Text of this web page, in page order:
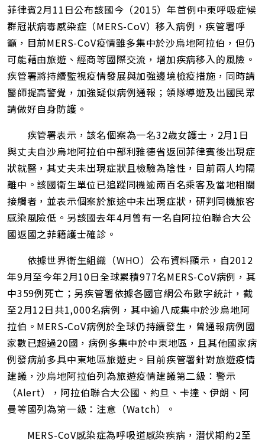
短
網
址
頁
菲律賓2月11日公布該國今（2015）年首例中東呼吸症候
群冠狀病毒感染症（MERS-CoV）移入病例，疾管署呼
籲，目前MERS-CoV疫情雖多集中於沙烏地阿拉伯，但仍
可能藉由旅遊、經商等國際交流，增加疾病移入的風險。
疾管署將持續監視疫情發展與加強邊境檢疫措施，同時請
醫師提高警覺，加強疑似病例通報；領隊導遊及出國民眾
請做好自身防護。
疾管署表示，該名個案為一名32歲女護士，2月1日
與丈夫自沙烏地阿拉伯中部利雅德省返回菲律賓後出現症
狀就醫，其丈夫未出現症狀且檢驗為陰性，目前兩人均隔
離中。該國衛生單位已追蹤同機逾兩百名乘客及當地相關
接觸者，並表示個案於旅途中未出現症狀，研判同機旅客
感染風險低。另該國去年4月曾有一名自阿拉伯聯合大公
國返國之菲籍護士確診。
依據世界衛生組織（WHO）公布資料顯示，自2012
年9月至今年2月10日全球累積977名MERS-CoV病例，其
中359例死亡；另疾管署依據各國官網公布數字統計，截
至2月12日共1,000名病例，其中逾八成集中於沙烏地阿
拉伯。MERS-CoV病例於全球仍持續發生，曾通報病例國
家數已超過20國，病例多集中於中東地區，且其他國家病
例發病前多具中東地區旅遊史。目前疾管署針對旅遊疫情
建議，沙烏地阿拉伯列為旅遊疫情建議第二級：警示
（Alert），阿拉伯聯合大公國、約旦、卡達、伊朗、阿
曼等國列為第一級：注意（Watch）。
MERS-CoV感染症為呼吸道感染疾病，潛伏期約2至